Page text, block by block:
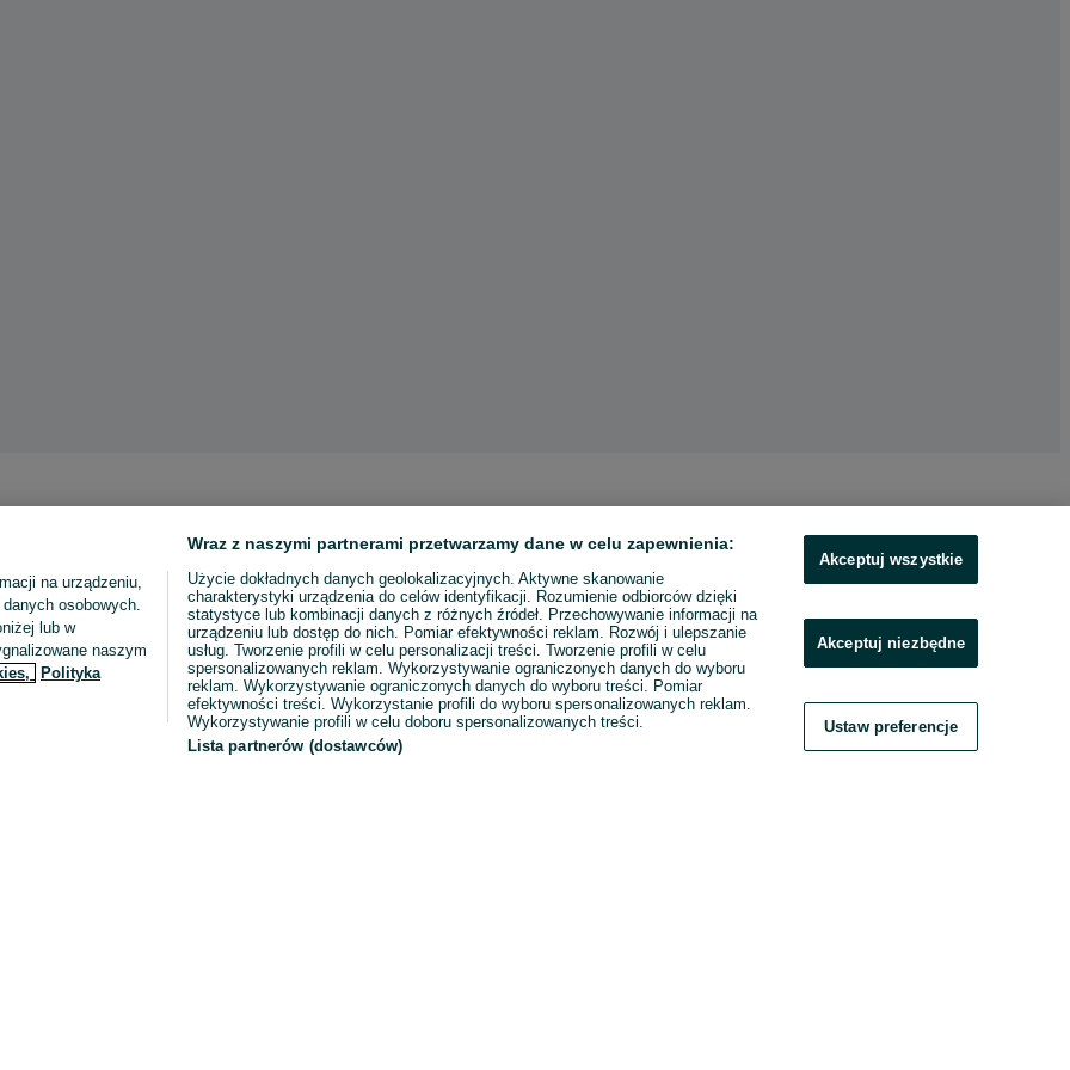
na urządzeniu,
osobowych.
lub w
naszym
Polityka
Wraz z naszymi partnerami przetwarzamy dane w celu zapewnienia:
Użycie dokładnych danych geolokalizacyjnych. Aktywne skanowanie
charakterystyki urządzenia do celów identyfikacji. Rozumienie odbiorców dzięki
statystyce lub kombinacji danych z różnych źródeł. Przechowywanie informacji na
urządzeniu lub dostęp do nich. Pomiar efektywności reklam. Rozwój i ulepszanie
usług. Tworzenie profili w celu personalizacji treści. Tworzenie profili w celu
spersonalizowanych reklam. Wykorzystywanie ograniczonych danych do wyboru
reklam. Wykorzystywanie ograniczonych danych do wyboru treści. Pomiar
efektywności treści. Wykorzystanie profili do wyboru spersonalizowanych reklam.
Wykorzystywanie profili w celu doboru spersonalizowanych treści.
Lista partnerów (dostawców)
Akceptuj wszystkie
Akceptuj niezbędne
Ustaw preferencje